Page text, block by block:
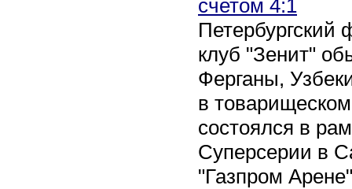
счетом 4:1
Петербургский
клуб "Зенит"
Ферганы,
в
состоялся в
Суперсерии в
"Газпром